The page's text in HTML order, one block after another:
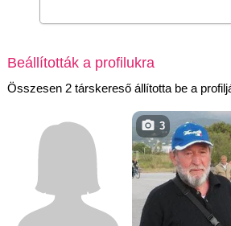
Beállították a profilukra
Összesen 2 társkereső állította be a
3